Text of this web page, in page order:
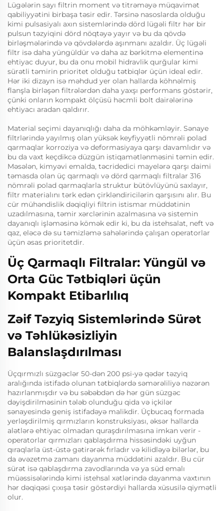
Lügələrin sayı filtrin moment və titrəməyə müqavimət
qabiliyyətini birbaşa təsir edir. Tərsinə nasoslarda olduğu
kimi pulsasiyalı axın sistemlərində dörd lügəli filtr hər bir
pulsun təzyiqini dörd nöqtəyə yayır və bu da qövdə
birləşmələrində və qövdələrdə aşınmanı azaldır. Üç lügəli
filtr isə daha yüngüldür və daha az bərkitmə elementinə
ehtiyac duyur, bu da onu mobil hidravlik qurğular kimi
sürətli təmirin prioritet olduğu tətbiqlər üçün ideal edir.
Hər iki dizayn isə məhdud yer olan hallarda köhnəlmiş
flanşla birləşən filtrələrdən daha yaxşı performans göstərir,
çünki onların kompakt ölçüsü həcmli bolt dairələrinə
ehtiyacı aradan qaldırır.
Material seçimi dayanıqlığı daha da möhkəmləyir. Sənaye
filtrlərində yayılmış olan yüksək keyfiyyətli nömrəli polad
qarmaqlar korroziya və deformasiyaya qarşı davamlıdır və
bu da vaxt keçdikcə düzgün istiqamətlənməsini təmin edir.
Məsələn, kimyəvi emalda, təcridedici mayelərə qarşı daimi
təmasda olan üç qarmaqlı və dörd qarmaqlı filtralar 316
nömrəli polad qarmaqlarla struktur bütövlüyünü saxlayır,
filtr materialını tərk edən çirkləndiricilərin qarşısını alır. Bu
cür mühəndislik dəqiqliyi filtrin istismar müddətinin
uzadılmasına, təmir xərclərinin azalmasına və sistemin
dayanıqlı işləməsinə kömək edir ki, bu da istehsalat, neft və
qaz, eləcə də su təmizləmə sahələrində çalışan operatorlar
üçün əsas prioritetdir.
Üç Qarmaqlı Filtralar: Yüngül və
Orta Güc Tətbiqləri üçün
Kompakt Etibarlılıq
Zəif Təzyiq Sistemlərində Sürət
və Təhlükəsizliyin
Balanslaşdırılması
Üçqırmızlı süzgəclər 50-dən 200 psi-yə qədər təzyiq
aralığında istifadə olunan tətbiqlərdə səmərəliliyə nəzərən
hazırlanmışdır və bu səbəbdən də hər gün süzgəc
dəyişdirilməsinin tələb olunduğu qida və içkilər
sənayesində geniş istifadəyə malikdir. Üçbucaq formada
yerləşdirilmiş qırmızların konstruksiyası, əksər hallarda
alətlərə ehtiyac olmadan quraşdırılmasına imkan verir -
operatorlar qırmızları qablaşdırma hissəsindəki uyğun
qıraqlarla üst-üstə gətirərək fırladır və kilidləyə bilərlər, bu
da əvəzetmə zamanı dayanma müddətini azaldır. Bu cür
sürət isə qablaşdırma zavodlarında və ya süd emalı
müəssisələrində kimi istehsal xətlərində dayanma vaxtının
hər dəqiqəsi çıxışa təsir göstərdiyi hallarda xüsusilə qiymətli
olur.